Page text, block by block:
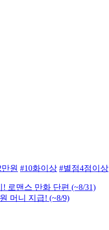
원 #10화이상 #별점4점이상
로맨스 만화 단편 (~8/31)
머니 지급! (~8/9)